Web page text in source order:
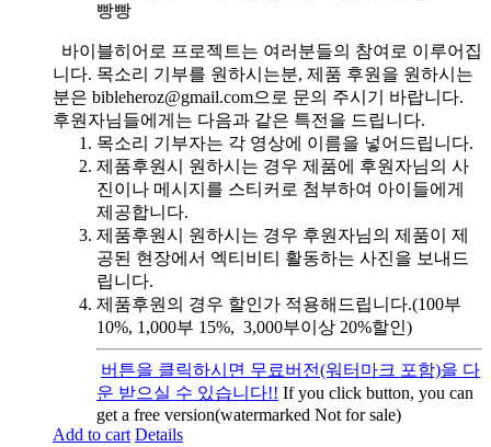
빵빵
바이블히어로 프로젝트는 여러분들의 참여로 이루어집
니다. 목소리 기부를 원하시는분, 제품 후원을 원하시는
분은 bibleheroz@gmail.com으로 문의 주시기 바랍니다.
후원자님들에게는 다음과 같은 특전을 드립니다.
목소리 기부자는 각 영상에 이름을 넣어드립니다.
제품후원시 원하시는 경우 제품에 후원자님의 사
진이나 메시지를 스티커로 첨부하여 아이들에게
제공합니다.
제품후원시 원하시는 경우 후원자님의 제품이 제
공된 현장에서 엑티비티 활동하는 사진을 보내드
립니다.
제품후원의 경우 할인가 적용해드립니다.(100부
10%, 1,000부 15%, 3,000부이상 20%할인)
버튼을 클릭하시면 무료버전(워터마크 포함)을 다
운 받으실 수 있습니다!! If you click button, you can
get a free version(watermarked Not for sale)
Add to cart Details